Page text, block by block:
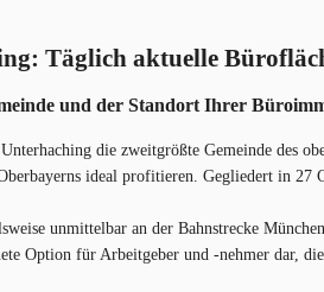
Täglich aktuelle
und der Standort Ihr​er
die zweitgrößte Gemeinde des
ideal profitieren. Gegliedert in
unmittelbar an der Bahnstrecke
Option für Arbeitgeber und -nehmer dar,